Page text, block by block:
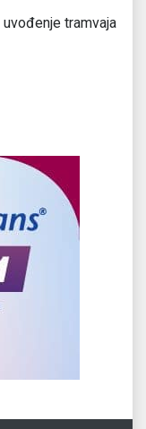
tramvaja